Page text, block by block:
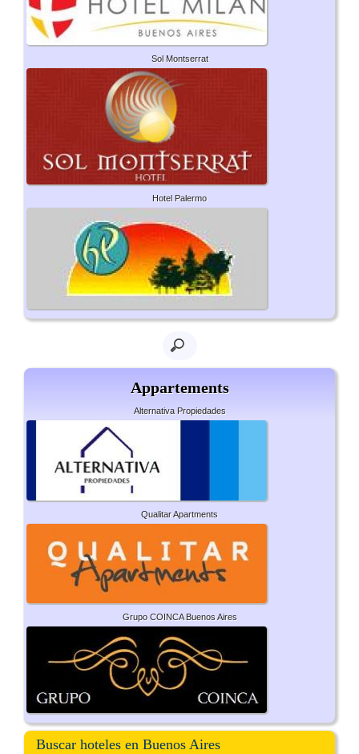
Sol Montserrat
Hotel Palermo
Appartements
Alternativa Propiedades
Qualitar Apartments
Grupo COINCA Buenos Aires
Buscar hoteles en Buenos Aires